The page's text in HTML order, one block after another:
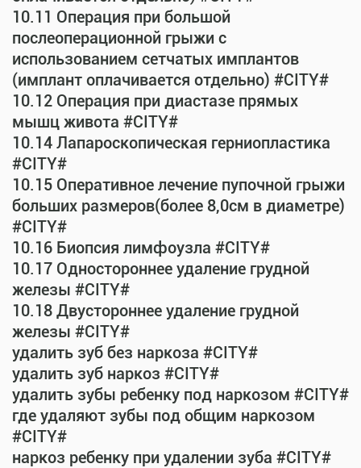
10.11 Операция при большой
послеоперационной грыжи с
использованием сетчатых имплантов
(имплант оплачивается отдельно) #CITY#
10.12 Операция при диастазе прямых
мышц живота #CITY#
10.14 Лапароскопическая герниопластика
#CITY#
10.15 Оперативное лечение пупочной грыжи
больших размеров(более 8,0см в диаметре)
#CITY#
10.16 Биопсия лимфоузла #CITY#
10.17 Одностороннее удаление грудной
железы #CITY#
10.18 Двустороннее удаление грудной
железы #CITY#
удалить зуб без наркоза #CITY#
удалить зуб наркоз #CITY#
удалить зубы ребенку под наркозом #CITY#
где удаляют зубы под общим наркозом
#CITY#
наркоз ребенку при удалении зуба #CITY#